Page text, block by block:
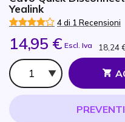
Yealink
4 di 1 Recensioni
14,95 € Escl. Iva 18,24
Qtà